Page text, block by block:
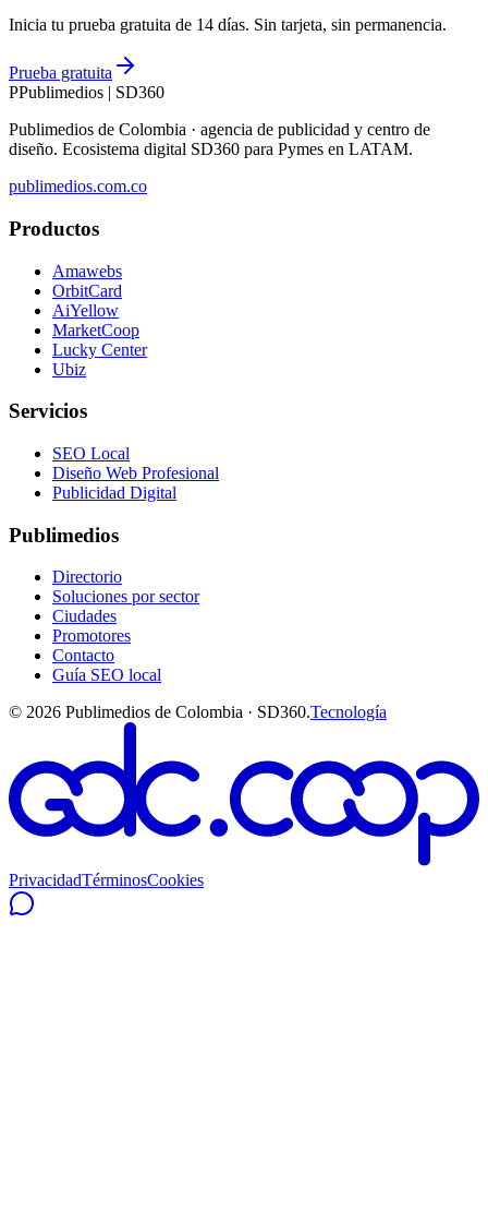
Inicia tu prueba gratuita de 14 días. Sin tarjeta, sin permanencia.
Prueba gratuita
PPublimedios | SD360
Publimedios de Colombia · agencia de publicidad y centro de
diseño. Ecosistema digital SD360 para Pymes en LATAM.
publimedios.com.co
Productos
Amawebs
OrbitCard
AiYellow
MarketCoop
Lucky Center
Ubiz
Servicios
SEO Local
Diseño Web Profesional
Publicidad Digital
Publimedios
Directorio
Soluciones por sector
Ciudades
Promotores
Contacto
Guía SEO local
© 2026 Publimedios de Colombia · SD360.Tecnología
PrivacidadTérminosCookies